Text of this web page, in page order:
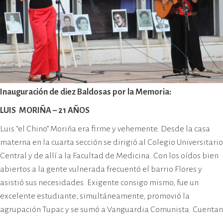
Inauguración de diez Baldosas por la Memoria:
LUIS MORIÑA – 21 AÑOS
Luis “el Chino” Moriña era firme y vehemente. Desde la casa
materna en la cuarta sección se dirigió al Colegio Universitario
Central y de allí a la Facultad de Medicina. Con los oídos bien
abiertos a la gente vulnerada frecuentó el barrio Flores y
asistió sus necesidades. Exigente consigo mismo, fue un
excelente estudiante; simultáneamente, promovió la
agrupación Tupac y se sumó a Vanguardia Comunista. Cuentan